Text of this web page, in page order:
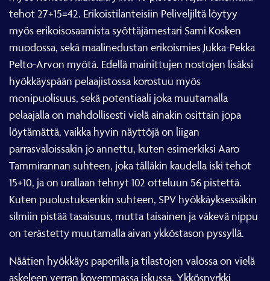
tehot 27+15=42. Erikoistilanteisiin Peliveljiltä löytyy
myös erikoisosaamista syöttäjämestari Sami Kosken
muodossa, sekä maalinedustan erikoismies Jukka-Pekka
Pelto-Arvon myötä. Edellä mainittujen nostojen lisäksi
hyökkäyspään pelaajistossa korostuu myös
monipuolisuus, sekä potentiaali joka muutamalla
pelaajalla on mahdollisesti vielä ainakin osittain jopa
löytämättä, vaikka hyvin näyttöjä on liigan
parrasvaloissakin jo annettu, kuten esimerkiksi Aaro
Tammirannan suhteen, joka tälläkin kaudella iski tehot
15+10, ja on urallaan tehnyt 102 otteluun 56 pistettä.
Kuten puolustuksenkin suhteen, SPV hyökkäyksessäkin
silmiin pistää tasaisuus, mutta taisainen ja väkevä nippu
on terästetty muutamalla aivan ykköstason pyssyllä.
Näätien hyökkäys paperilla ja tilastojen valossa on vielä
askeleen verran kovemmassa iskussa. Ykkösnyrkki